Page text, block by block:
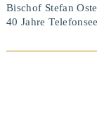
Bischof Stefan
40 Jahre